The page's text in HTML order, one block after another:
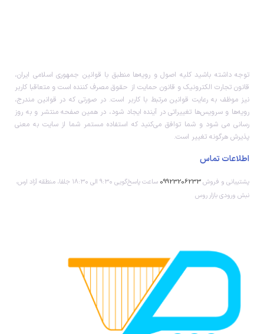
توجه داشته باشید کلیه اصول و رویه‏‌ها منطبق با قوانین جمهوری اسلامی ایران،
قانون تجارت الکترونیک و قانون حمایت از حقوق مصرف کننده است و متعاقبا کاربر
نیز موظف به رعایت قوانین مرتبط با کاربر است. در صورتی که در قوانین مندرج،
رویه‏‌ها و سرویس‏‌ها تغییراتی در آینده ایجاد شود، در همین صفحه منتشر و به روز
رسانی می شود و شما توافق می‏‌کنید که استفاده مستمر شما از سایت به معنی
پذیرش هرگونه تغییر است.
اطلاعات تماس
پشتیبانی و فروش09923206233
ساعت پاسخ‌گویی ۹:۳۰ الی ۱۸:۳۰ جلفا، منطقه آزاد ارس،
نبش ورودی بازار روس